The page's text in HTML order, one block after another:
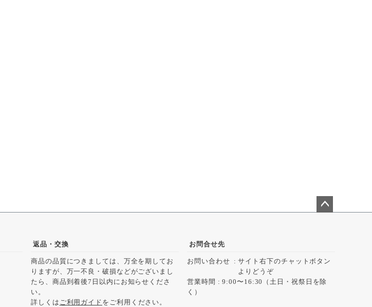
返品・交換
商品の品質につきましては、万全を期してお
りますが、万一不良・破損などがございまし
たら、商品到着後7日以内にお知らせくださ
い。
詳しくは ご利用ガイド をご利用ください。
お問合せ先
お問い合わせ
サイト右下のチャットボタン
よりどうぞ
営業時間 : 9:00〜16:30（土日・祝祭日を除
く）